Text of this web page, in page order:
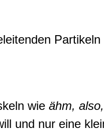
Partikeln
wie ähm,
und nur eine